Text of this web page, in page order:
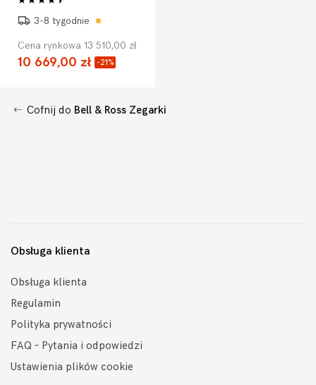
3-8 tygodnie
Cena rynkowa 13 510,00 zł
10 669,00 zł -21%
Cofnij do Bell & Ross Zegarki
Obsługa klienta
Obsługa klienta
Regulamin
Polityka prywatności
FAQ – Pytania i odpowiedzi
Ustawienia plików cookie